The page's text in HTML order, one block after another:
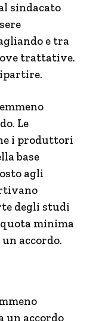
sindacato
e tra
trattative.
Le
i produttori
base
agli
degli studi
quota minima
accordo.
un accordo